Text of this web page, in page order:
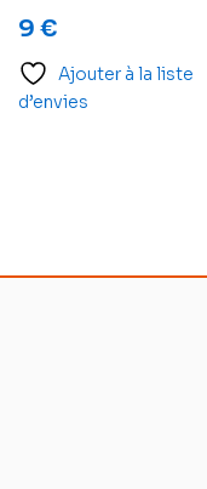
richesse
9 €
Ajouter à la liste
d’envies